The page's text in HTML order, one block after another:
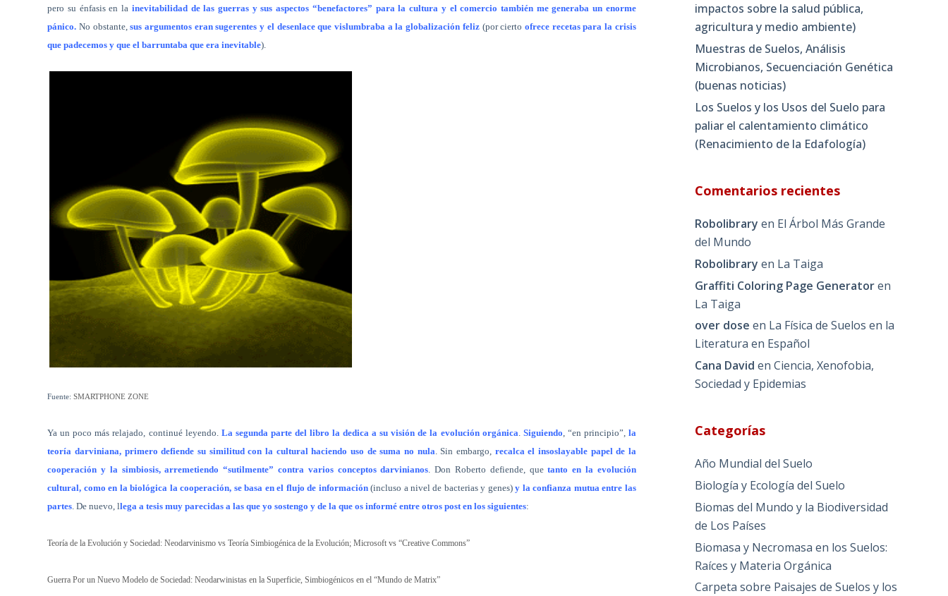
pero su énfasis en la inevitabilidad de las guerras y sus aspectos “benefactores” para la cultura y el comercio también me generaba un enorme
pánico. No obstante,sus argumentos eran sugerentes y el desenlace que vislumbraba a la globalización feliz(por ciertoofrece recetas para la crisis
que padecemos y que el barruntaba que era inevitable).
Fuente:SMARTPHONE ZONE
Ya un poco más relajado, continué leyendo. La segunda parte del libro la dedica a su visión de la evolución orgánica. Siguiendo, “en principio”, la
teoría darviniana, primero defiende su similitud con la cultural haciendo uso de suma no nula. Sin embargo, recalca el insoslayable papel de la
cooperación y la simbiosis, arremetiendo “sutilmente” contra varios conceptos darvinianos. Don Roberto defiende, quetanto en la evolución
cultural, como en la biológica la cooperación, se basa en el flujo de información(incluso a nivel de bacterias y genes)y la confianza mutua entre las
partes. De nuevo, llega a tesis muy parecidas a las que yo sostengo y de la que os informé entre otros post en los siguientes:
Teoría de la Evolución y Sociedad: Neodarvinismo vs Teoría Simbiogénica de la Evolución; Microsoft vs “Creative Commons”
Guerra Por un Nuevo Modelo de Sociedad: Neodarwinistas en la Superficie, Simbiogénicos en el “Mundo de Matrix”
impactos sobre la salud pública,
agricultura y medio ambiente)
Muestras de Suelos, Análisis
Microbianos, Secuenciación Genética
(buenas noticias)
Los Suelos y los Usos del Suelo para
paliar el calentamiento climático
(Renacimiento de la Edafología)
Comentarios recientes
Robolibrary en El Árbol Más Grande
del Mundo
Robolibrary en La Taiga
Graffiti Coloring Page Generatoren
La Taiga
over dose en La Física de Suelos en la
Literatura en Español
Cana David enCiencia, Xenofobia,
Sociedad y Epidemias
Categorías
Año Mundial del Suelo
Biología y Ecología del Suelo
Biomas del Mundo y la Biodiversidad
de Los Países
Biomasa y Necromasa en los Suelos:
Raíces y Materia Orgánica
Carpeta sobre Paisajes de Suelos y los